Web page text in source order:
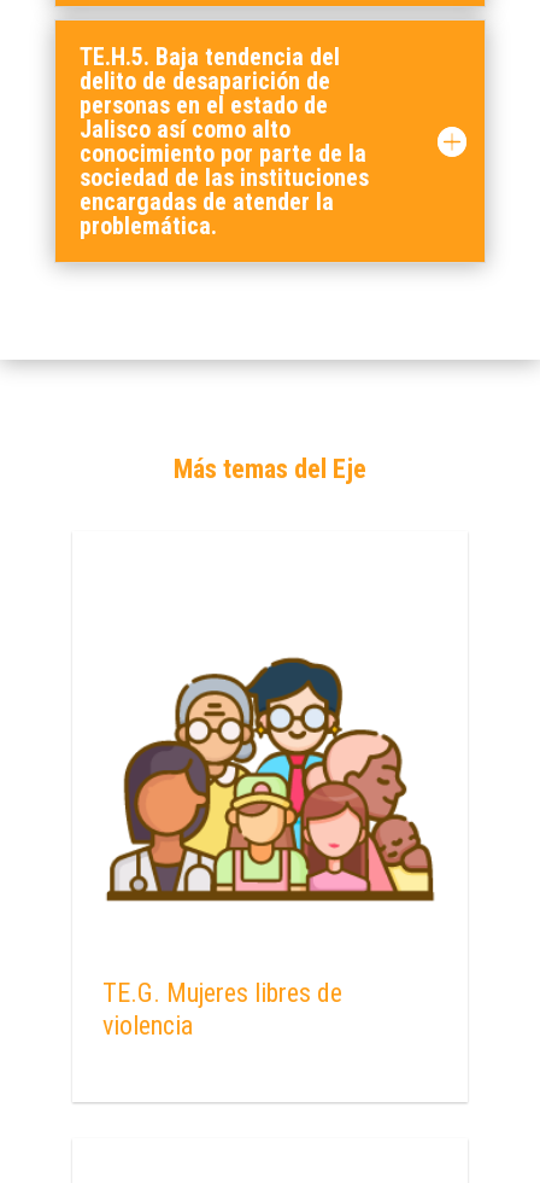
TE.H.5. Baja tendencia del
delito de desaparición de
personas en el estado de
Jalisco así como alto
conocimiento por parte de la
sociedad de las instituciones
encargadas de atender la
problemática.
Más temas del Eje
TE.G. Mujeres libres de
violencia